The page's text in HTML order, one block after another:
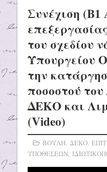
Συνέχιση
του σχεδίου
Υπουργείου
την
ποσοστού
ΔΕΚΟ και
(Video)
ΒΟΥΛΗ, ΔΕΚΟ,
ΥΠΟΘΕΣΕΩΝ,